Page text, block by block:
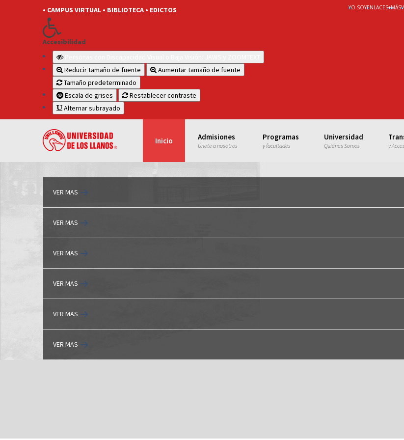
• CAMPUS VIRTUAL • BIBLIOTECA • EDICTOS
Accesibilidad
Reducir tamaño de fuente
Aumentar tamaño de fuente
Tamaño predeterminado
Escala de grises
Restablecer contraste
Alternar subrayado
YO SOYENLACES+MÁS
Inicio Admisiones
Únete a nosotros
Programas
y facultades
Universidad
Quiénes Somos y
VER MAS
VER MAS
VER MAS
VER MAS
VER MAS
VER MAS